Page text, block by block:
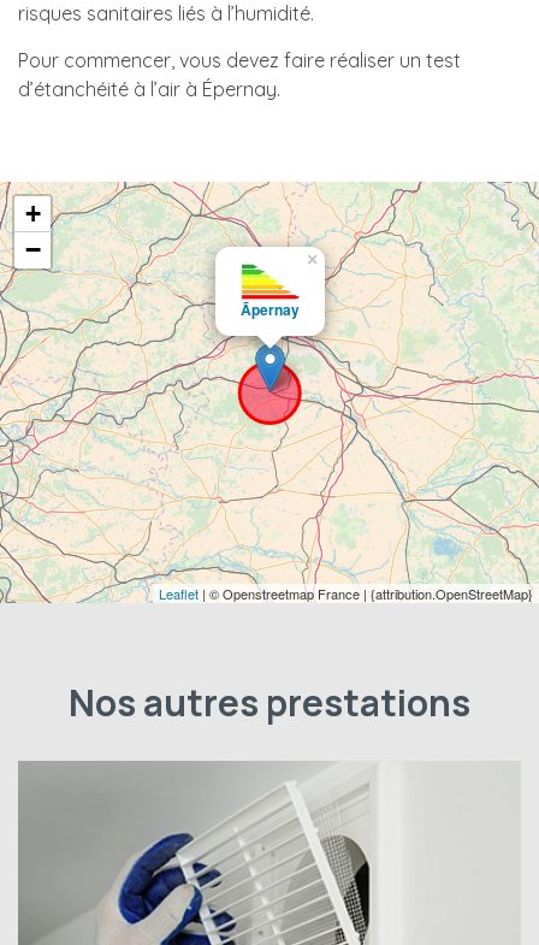
risques sanitaires liés à l’humidité.
Pour commencer, vous devez faire réaliser un test
d’étanchéité à l’air à Épernay.
Ãpernay
×
+
−
Leaflet| © Openstreetmap France | {attribution.OpenStreetMap}
Nos autres prestations